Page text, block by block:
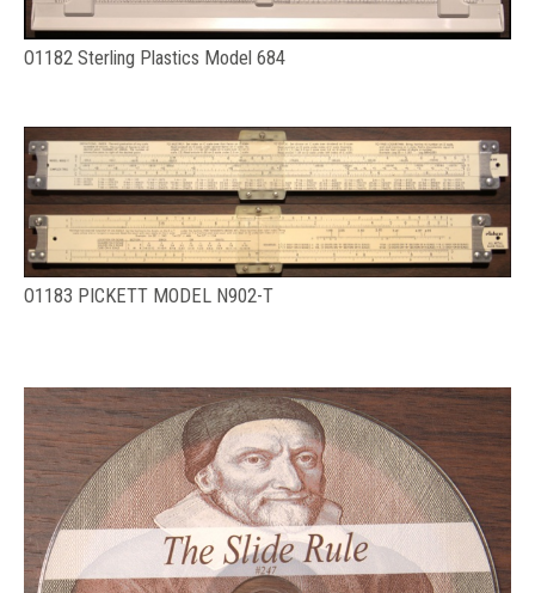
O1182 Sterling Plastics Model 684
O1183 PICKETT MODEL N902-T